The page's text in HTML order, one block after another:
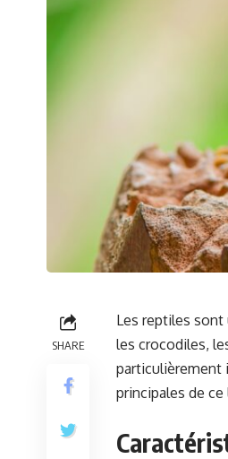
SHARE
Les reptiles sont
les crocodiles,
particulièrement
principales de